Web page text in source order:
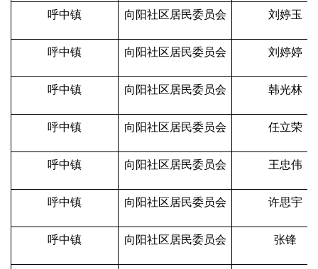
呼中镇 向阳社区居民委员会 刘婷玉
呼中镇 向阳社区居民委员会 刘婷婷
呼中镇 向阳社区居民委员会 韩光林
呼中镇 向阳社区居民委员会 任立荣
呼中镇 向阳社区居民委员会 王忠伟
呼中镇 向阳社区居民委员会 许思宇
呼中镇 向阳社区居民委员会 张锋